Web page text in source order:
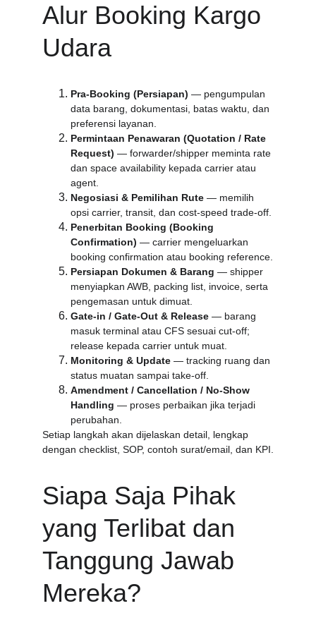
Alur Booking Kargo
Udara
Pra-Booking (Persiapan) — pengumpulan
data barang, dokumentasi, batas waktu, dan
preferensi layanan.
Permintaan Penawaran (Quotation / Rate
Request) — forwarder/shipper meminta rate
dan space availability kepada carrier atau
agent.
Negosiasi & Pemilihan Rute — memilih
opsi carrier, transit, dan cost-speed trade-off.
Penerbitan Booking (Booking
Confirmation) — carrier mengeluarkan
booking confirmation atau booking reference.
Persiapan Dokumen & Barang — shipper
menyiapkan AWB, packing list, invoice, serta
pengemasan untuk dimuat.
Gate-in / Gate-Out & Release — barang
masuk terminal atau CFS sesuai cut-off;
release kepada carrier untuk muat.
Monitoring & Update — tracking ruang dan
status muatan sampai take-off.
Amendment / Cancellation / No-Show
Handling — proses perbaikan jika terjadi
perubahan.
Setiap langkah akan dijelaskan detail, lengkap
dengan checklist, SOP, contoh surat/email, dan KPI.
Siapa Saja Pihak
yang Terlibat dan
Tanggung Jawab
Mereka?